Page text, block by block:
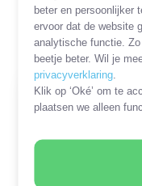
beter en persoonlijker
ervoor dat de website
analytische functie.
beetje beter. Wil je
privacyverklaring
Klik op ‘Oké’ om te
plaatsen we alleen
10 PRODUCTEN
Filters